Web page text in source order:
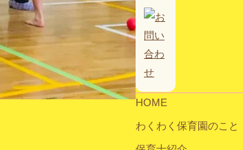
HOME
わくわく保育園のこと